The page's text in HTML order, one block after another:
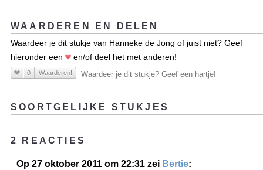
WAARDEREN EN DELEN
Waardeer je dit stukje van Hanneke de Jong of juist niet? Geef
hieronder een
en/of deel het met anderen!
0 Waarderen! Waardeer je dit stukje? Geef een hartje!
SOORTGELIJKE STUKJES
2 REACTIES
Op 27 oktober 2011 om 22:31 zei Bertie: